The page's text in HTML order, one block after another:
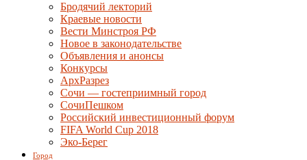
Бродячий лекторий
Краевые новости
Вести Минстроя РФ
Новое в законодательстве
Объявления и анонсы
Конкурсы
АрхРазрез
Сочи — гостеприимный город
СочиПешком
Российский инвестиционный форум
FIFA World Cup 2018
Эко-Берег
Город